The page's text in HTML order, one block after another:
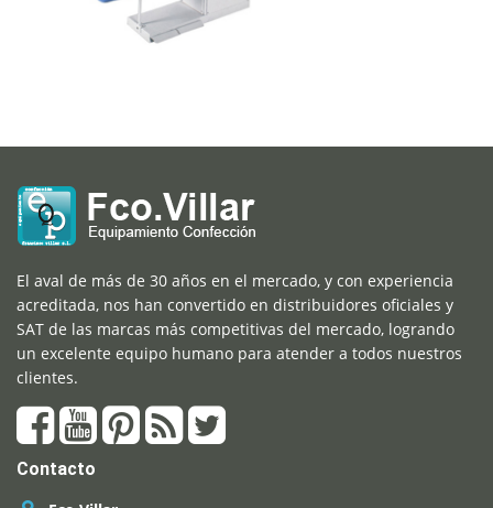
El aval de más de 30 años en el mercado, y con experiencia
acreditada, nos han convertido en distribuidores oficiales y
SAT de las marcas más competitivas del mercado, logrando
un excelente equipo humano para atender a todos nuestros
clientes.
Contacto